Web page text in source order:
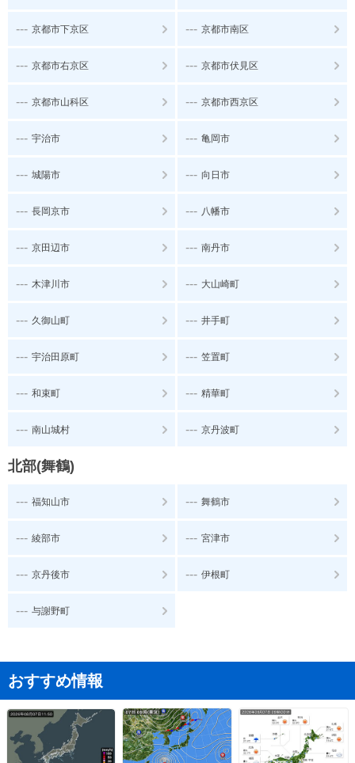
--- 京都市下京区 --- 京都市南区
--- 京都市右京区 --- 京都市伏見区
--- 京都市山科区 --- 京都市西京区
--- 宇治市 --- 亀岡市
--- 城陽市 --- 向日市
--- 長岡京市 --- 八幡市
--- 京田辺市 --- 南丹市
--- 木津川市 --- 大山崎町
--- 久御山町 --- 井手町
--- 宇治田原町 --- 笠置町
--- 和束町 --- 精華町
--- 南山城村 --- 京丹波町
北部(舞鶴)
--- 福知山市 --- 舞鶴市
--- 綾部市 --- 宮津市
--- 京丹後市 --- 伊根町
--- 与謝野町
おすすめ情報